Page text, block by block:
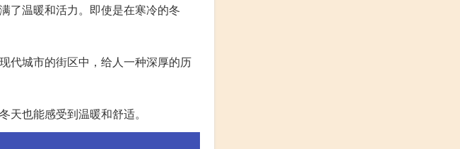
了温暖和活力。即使是在寒冷的冬
代城市的街区中，给人一种深厚的历
也能感受到温暖和舒适。